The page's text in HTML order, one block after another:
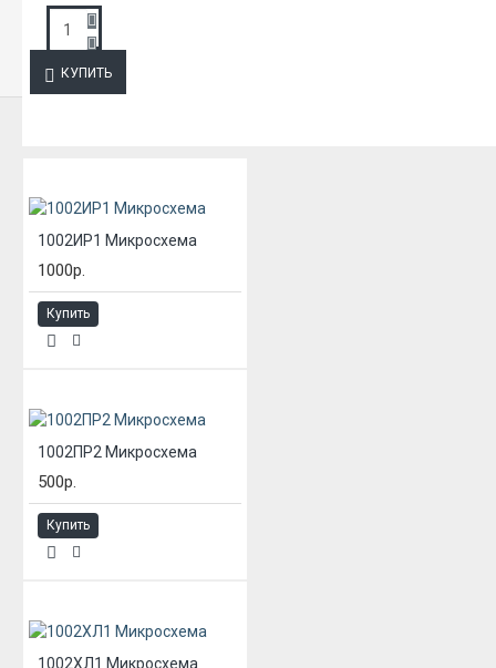
КУПИТЬ
1002ИР1 Микросхема
1000р.
Купить
1002ПР2 Микросхема
500р.
Купить
1002ХЛ1 Микросхема